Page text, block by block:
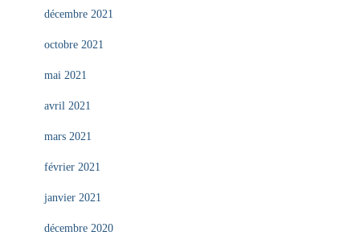
décembre 2021
octobre 2021
mai 2021
avril 2021
mars 2021
février 2021
janvier 2021
décembre 2020